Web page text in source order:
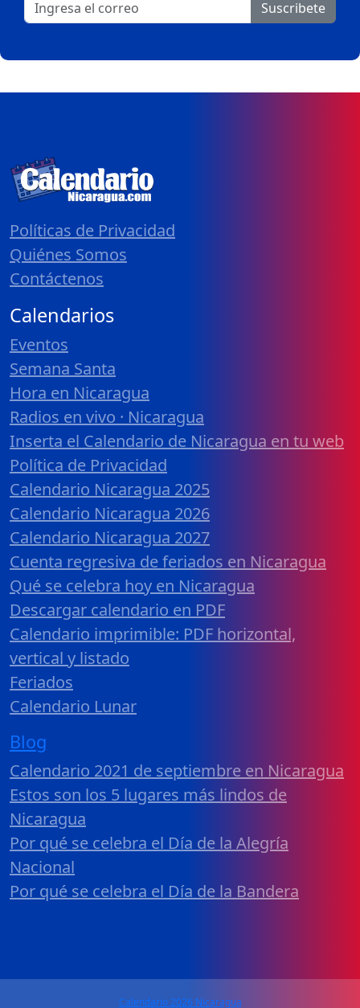
Suscribete
Políticas de Privacidad
Quiénes Somos
Contáctenos
Calendarios
Eventos
Semana Santa
Hora en Nicaragua
Radios en vivo · Nicaragua
Inserta el Calendario de Nicaragua en tu web
Política de Privacidad
Calendario Nicaragua 2025
Calendario Nicaragua 2026
Calendario Nicaragua 2027
Cuenta regresiva de feriados en Nicaragua
Qué se celebra hoy en Nicaragua
Descargar calendario en PDF
Calendario imprimible: PDF horizontal,
vertical y listado
Feriados
Calendario Lunar
Blog
Calendario 2021 de septiembre en Nicaragua
Estos son los 5 lugares más lindos de
Nicaragua
Por qué se celebra el Día de la Alegría
Nacional
Por qué se celebra el Día de la Bandera
Calendario 2026 Nicaragua